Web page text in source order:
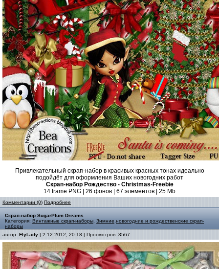
Привлекательный скрап-набор в красивых красных тонах идеально
подойдёт для оформления Ваших новогодних работ
Скрап-набор Рождество - Christmas-Freebie
14 frame PNG | 26 фонов | 67 элементов | 25 Mb
Комментарии (0) Подробнее
Скрап-набор SugarPlum Dreams
Категория: Винтажные скрап-наборы Зимние,новогодние и рождественские скрап-
наборы
автор: FlyLady | 2-12-2012, 20:18 | Просмотров: 3567